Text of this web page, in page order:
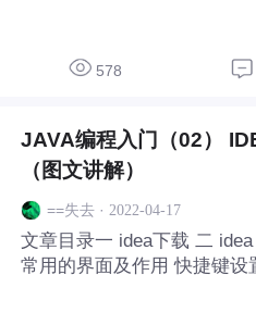
578
JAVA编程入门（02）
（图文讲解）
==失去· 2022-04-17
文章目录一 idea下载 二
常用的界面及作用 快捷键设